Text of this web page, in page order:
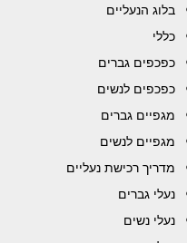
בלוג הנעליים
כללי
כפכפים גברים
כפכפים לנשים
מגפיים גברים
מגפיים לנשים
מדריך רכישת נעליים
נעלי גברים
נעלי נשים